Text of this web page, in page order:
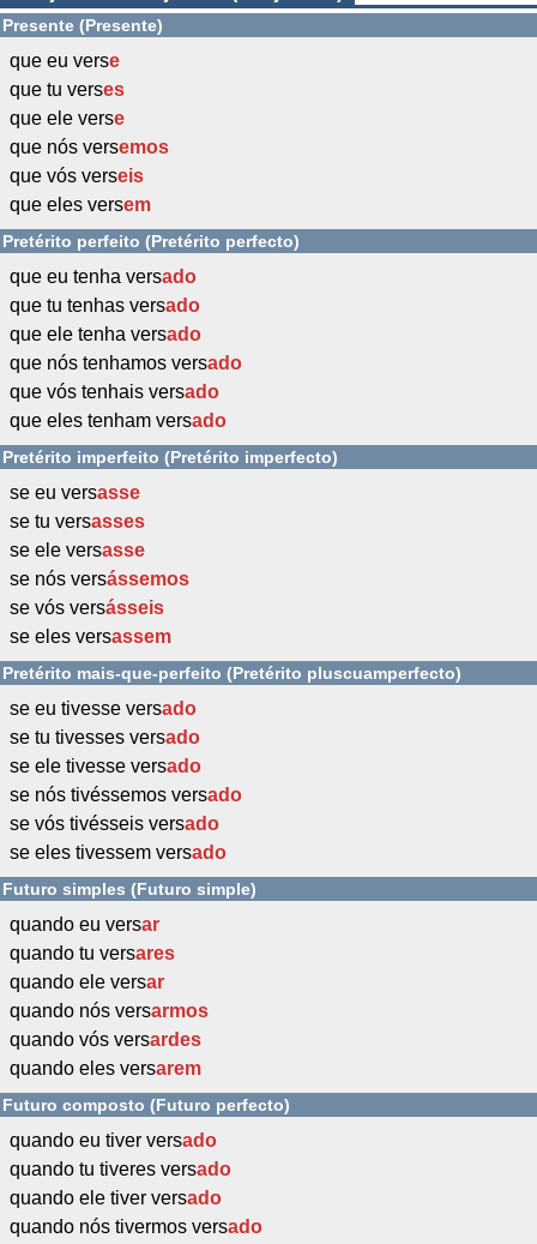
Presente (Presente)
que eu verse
que tu verses
que ele verse
que nós versemos
que vós verseis
que eles versem
Pretérito perfeito (Pretérito perfecto)
que eu tenha versado
que tu tenhas versado
que ele tenha versado
que nós tenhamos versado
que vós tenhais versado
que eles tenham versado
Pretérito imperfeito (Pretérito imperfecto)
se eu versasse
se tu versasses
se ele versasse
se nós versássemos
se vós versásseis
se eles versassem
Pretérito mais-que-perfeito (Pretérito pluscuamperfecto)
se eu tivesse versado
se tu tivesses versado
se ele tivesse versado
se nós tivéssemos versado
se vós tivésseis versado
se eles tivessem versado
Futuro simples (Futuro simple)
quando eu versar
quando tu versares
quando ele versar
quando nós versarmos
quando vós versardes
quando eles versarem
Futuro composto (Futuro perfecto)
quando eu tiver versado
quando tu tiveres versado
quando ele tiver versado
quando nós tivermos versado